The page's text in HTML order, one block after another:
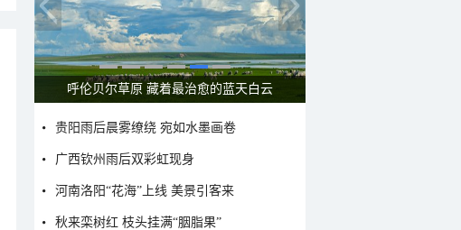
呼伦贝尔草原 藏着最治愈的蓝天白云
贵阳雨后晨雾缭绕 宛如水墨画卷
广西钦州雨后双彩虹现身
河南洛阳“花海”上线 美景引客来
秋来栾树红 枝头挂满“胭脂果”